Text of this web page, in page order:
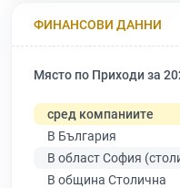
ФИНАНСОВИ ДАННИ
Място по Приходи за
сред компаниите
В България
В област София
В община Столична